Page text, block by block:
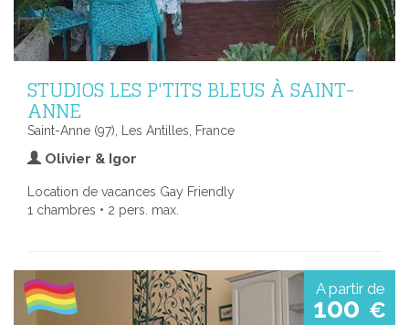
STUDIOS LES P'TITS BLEUS À SAINT-
ANNE
Saint-Anne (97), Les Antilles, France
Olivier & Igor
Location de vacances Gay Friendly
1 chambres • 2 pers. max.
A partir de
100 €